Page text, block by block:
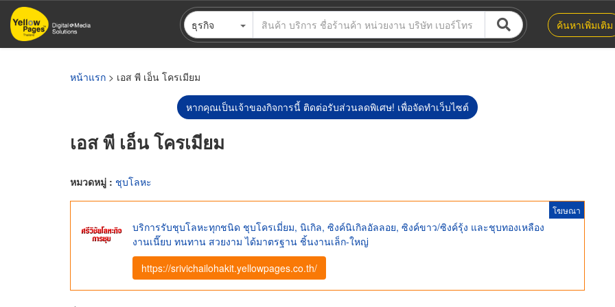
ข้าม
ไป
ธุรกิจ ค้นหาเพิ่มเติม
หน้าแรก > เอส พี เอ็น โครเมียม
หากคุณเป็นเจ้าของกิจการนี้ ติดต่อรับส่วนลดพิเศษ! เพื่อจัดทำเว็บไซต์
เอส พี เอ็น โครเมียม
หมวดหมู่ : ชุบโลหะ
โฆษณา
บริการรับชุบโลหะทุกชนิด ชุบโครเมี่ยม, นิเกิล, ซิงค์นิเกิลอัลลอย, ซิงค์ขาว/ซิงค์รุ้ง และชุบทองเหลือง
งานเนี๊ยบ ทนทาน สวยงาม ได้มาตรฐาน ชิ้นงานเล็ก-ใหญ่
https://srivichailohakit.yellowpages.co.th/